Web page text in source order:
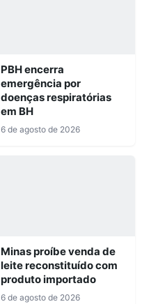
PBH encerra
emergência por
doenças respiratórias
em BH
6 de agosto de 2026
Minas proíbe venda de
leite reconstituído com
produto importado
6 de agosto de 2026